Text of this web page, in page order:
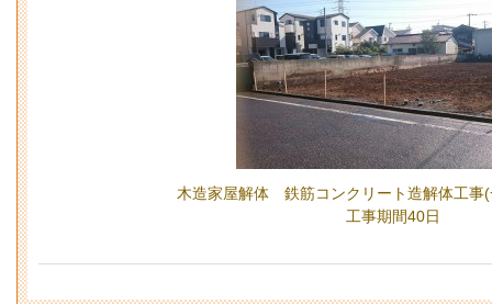
木造家屋解体 鉄筋コンクリート造解体工事(一
工事期間40日